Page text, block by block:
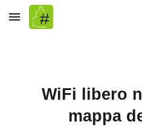
Skip to main content
WiFi libero
mappa